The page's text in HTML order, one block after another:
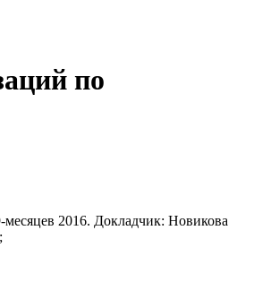
по
2016. Докладчик: Новикова